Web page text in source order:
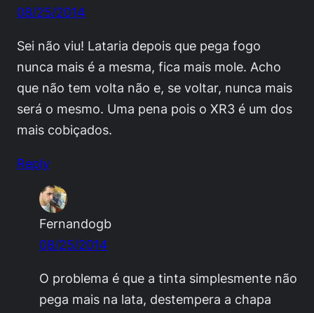
08/25/2014
Sei não viu! Lataria depois que pega fogo
nunca mais é a mesma, fica mais mole. Acho
que não tem volta não e, se voltar, nunca mais
será o mesmo. Uma pena pois o XR3 é um dos
mais cobiçados.
Reply
Fernandogb
08/25/2014
O problema é que a tinta simplesmente não
pega mais na lata, destempera a chapa